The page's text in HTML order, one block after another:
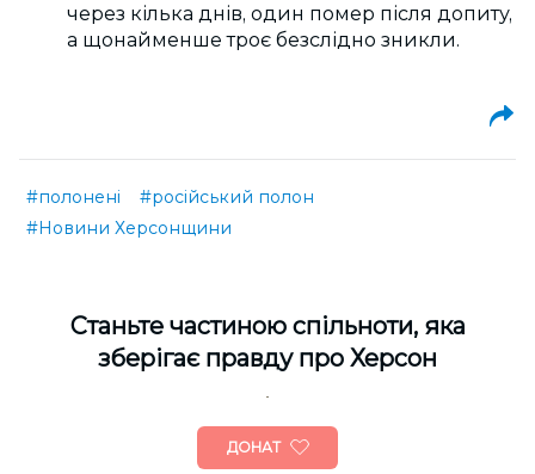
через кілька днів, один помер після допиту,
а щонайменше троє безслідно зникли.
#полонені
#російський полон
#Новини Херсонщини
Cтаньте частиною спільноти, яка
зберігає правду про Херсон
ДОНАТ